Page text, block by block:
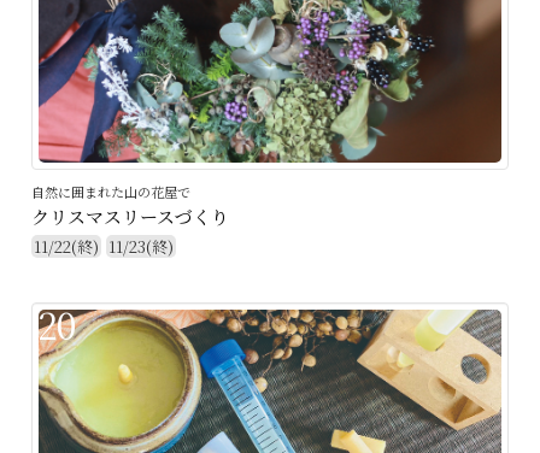
自然に囲まれた山の花屋で
クリスマスリースづくり
11/22(終) 11/23(終)
20